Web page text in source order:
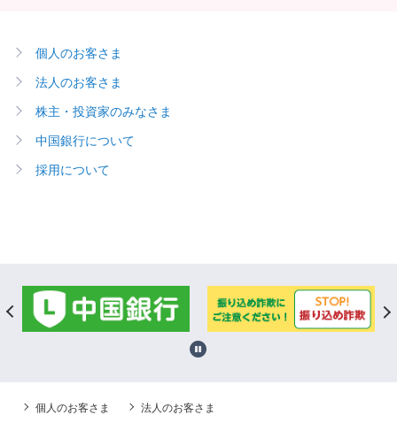
個人のお客さま
法人のお客さま
株主・投資家のみなさま
中国銀行について
採用について
個人のお客さま
法人のお客さま